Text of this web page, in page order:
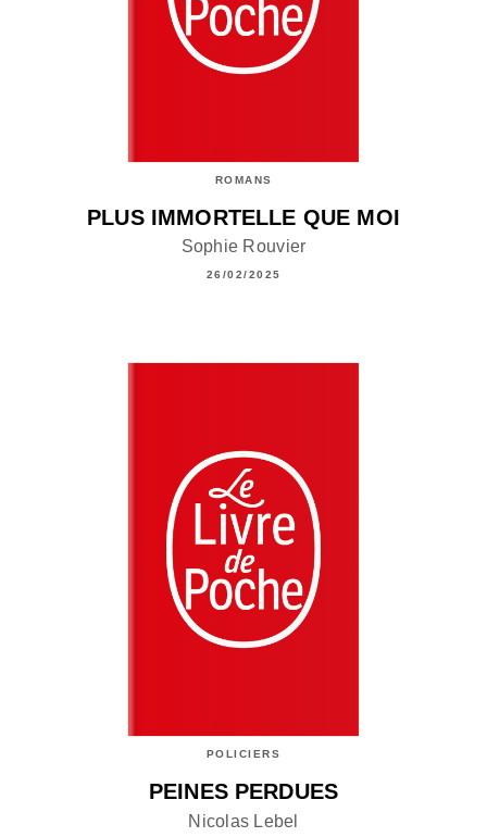
ROMANS
PLUS IMMORTELLE QUE MOI
Sophie Rouvier
26/02/2025
POLICIERS
PEINES PERDUES
Nicolas Lebel